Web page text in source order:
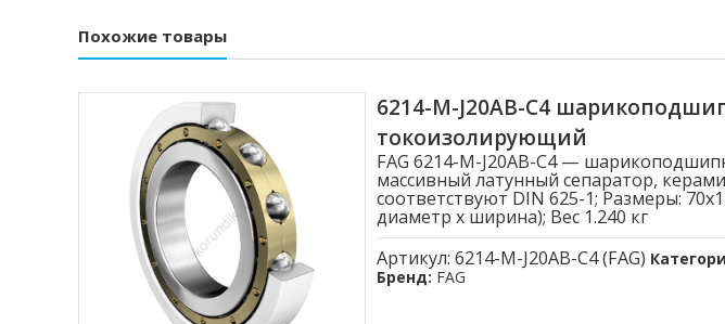
Похожие товары
6214-M-J20AB-C4
токоизолирующий
FAG 6214-M-J20AB-C4 —
массивный латунный сепаратор,
соответствуют DIN 625-1; Размеры:
диаметр x ширина); Вес 1.240 кг
Артикул: 6214-M-J20AB-C4 (FAG)
Бренд: FAG